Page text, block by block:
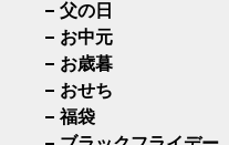
父の日
お中元
お歳暮
おせち
福袋